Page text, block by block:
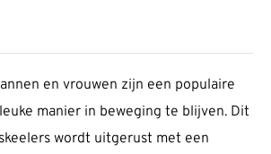
en vrouwen zijn een populaire
manier in beweging te blijven. Dit
wordt uitgerust met een